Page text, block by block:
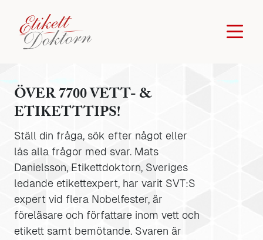
ÖVER 7700 VETT- &
ETIKETTTIPS!
Ställ din fråga, sök efter något eller
läs alla frågor med svar. Mats
Danielsson, Etikettdoktorn, Sveriges
ledande etikettexpert, har varit SVT:S
expert vid flera Nobelfester, är
föreläsare och författare inom vett och
etikett samt bemötande. Svaren är